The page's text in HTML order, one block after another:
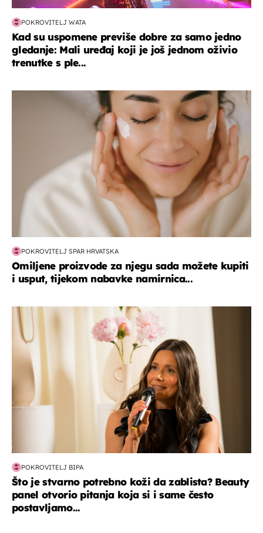
POKROVITELJ WATA
Kad su uspomene previše dobre za samo jedno
gledanje: Mali uređaj koji je još jednom oživio
trenutke s ple...
moda & ljepota
POKROVITELJ SPAR HRVATSKA
Omiljene proizvode za njegu sada možete kupiti
i usput, tijekom nabavke namirnica...
moda & ljepota
POKROVITELJ BIPA
Što je stvarno potrebno koži da zablista? Beauty
panel otvorio pitanja koja si i same često
postavljamo...